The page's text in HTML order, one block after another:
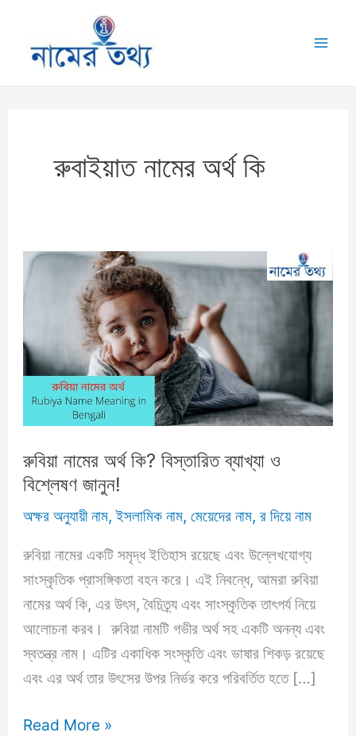
content
রুবাইয়াত নামের অর্থ কি
রুবিয়া নামের অর্থ কি? বিস্তারিত ব্যাখ্যা ও
বিশ্লেষণ জানুন!
অক্ষর অনুযায়ী নাম,ইসলামিক নাম,মেয়েদের নাম,র দিয়ে নাম
রুবিয়া নামের একটি সমৃদ্ধ ইতিহাস রয়েছে এবং উল্লেখযোগ্য
সাংস্কৃতিক প্রাসঙ্গিকতা বহন করে। এই নিবন্ধে, আমরা রুবিয়া
নামের অর্থ কি, এর উৎস, বৈচিত্র্য এবং সাংস্কৃতিক তাৎপর্য নিয়ে
আলোচনা করব। রুবিয়া নামটি গভীর অর্থ সহ একটি অনন্য এবং
স্বতন্ত্র নাম। এটির একাধিক সংস্কৃতি এবং ভাষার শিকড় রয়েছে
এবং এর অর্থ তার উৎসের উপর নির্ভর করে পরিবর্তিত হতে […]
রুবিয়া
Read More »